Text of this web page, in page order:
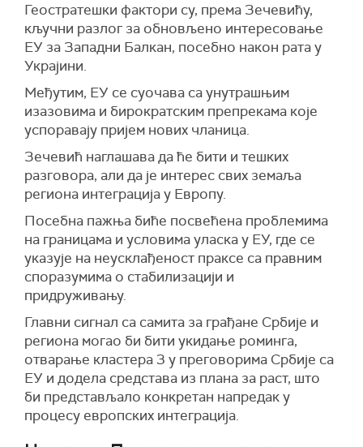
Геостратешки фактори су, према Зечевићу,
кључни разлог за обновљено интересовање
ЕУ за Западни Балкан, посебно након рата у
Украјини.
Међутим, ЕУ се суочава са унутрашњим
изазовима и бирократским препрекама које
успоравају пријем нових чланица.
Зечевић наглашава да ће бити и тешких
разговора, али да је интерес свих земаља
региона интеграција у Европу.
Посебна пажња биће посвећена проблемима
на границама и условима уласка у ЕУ, где се
указује на неусклађеност праксе са правним
споразумима о стабилизацији и
придруживању.
Главни сигнал са самита за грађане Србије и
региона могао би бити укидање роминга,
отварање кластера 3 у преговорима Србије са
ЕУ и додела средстава из плана за раст, што
би представљало конкретан напредак у
процесу европских интеграција.